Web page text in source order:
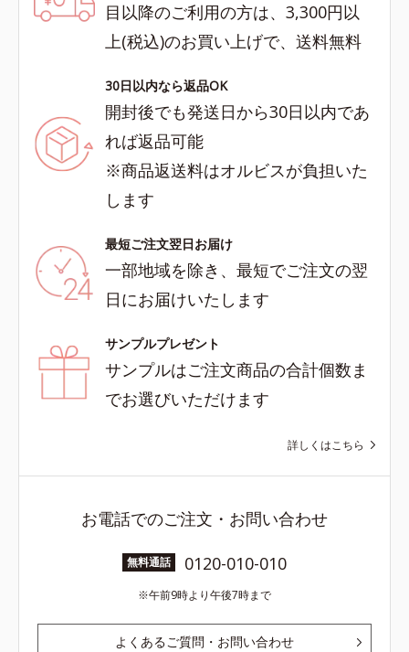
目以降のご利用の方は、3,300円以
上(税込)のお買い上げで、送料無料
30日以内なら返品OK
開封後でも発送日から30日以内であ
れば返品可能
※商品返送料はオルビスが負担いた
します
最短ご注文翌日お届け
一部地域を除き、最短でご注文の翌
日にお届けいたします
サンプルプレゼント
サンプルはご注文商品の合計個数ま
でお選びいただけます
詳しくはこちら
お電話でのご注文・お問い合わせ
無料通話 0120-010-010
午前9時より午後7時まで
よくあるご質問・お問い合わせ